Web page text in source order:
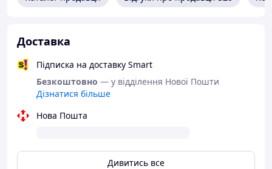
Доставка
Підписка на доставку Smart
Безкоштовно — у відділення Нової Пошти
Дізнатися більше
Нова Пошта
Дивитись все